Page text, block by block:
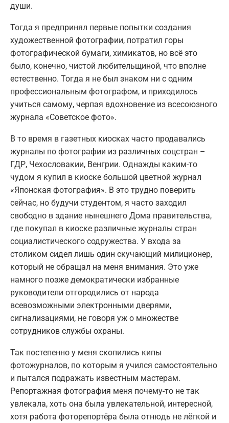
души.
Тогда я предпринял первые попытки создания
художественной фотографии, потратил горы
фотографической бумаги, химикатов, но всё это
было, конечно, чистой любительщиной, что вполне
естественно. Тогда я не был знаком ни с одним
профессиональным фотографом, и приходилось
учиться самому, черпая вдохновение из всесоюзного
журнала «Советское фото».
В то время в газетных киосках часто продавались
журналы по фотографии из различных соцстран –
ГДР, Чехословакии, Венгрии. Однажды каким-то
чудом я купил в киоске большой цветной журнал
«Японская фотография». В это трудно поверить
сейчас, но будучи студентом, я часто заходил
свободно в здание нынешнего Дома правительства,
где покупал в киоске различные журналы стран
социалистического содружества. У входа за
столиком сидел лишь один скучающий милиционер,
который не обращал на меня внимания. Это уже
намного позже демократически избранные
руководители отгородились от народа
всевозможными электронными дверями,
сигнализациями, не говоря уж о множестве
сотрудников службы охраны.
Так постепенно у меня скопились кипы
фотожурналов, по которым я учился самостоятельно
и пытался подражать известным мастерам.
Репортажная фотография меня почему-то не так
увлекала, хоть она была увлекательной, интересной,
хотя работа фоторепортёра была отнюдь не лёгкой и